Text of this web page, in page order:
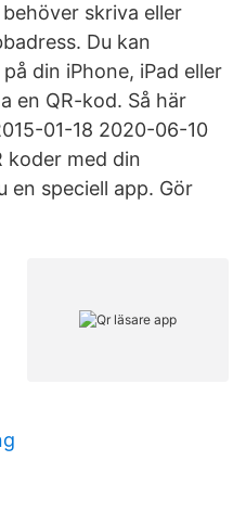
skriva eller
Du kan
din iPhone, iPad eller
en QR-kod. Så här
01-18 2020-06-10
koder med din
en speciell app. Gör